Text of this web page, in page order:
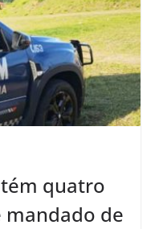
quatro
de